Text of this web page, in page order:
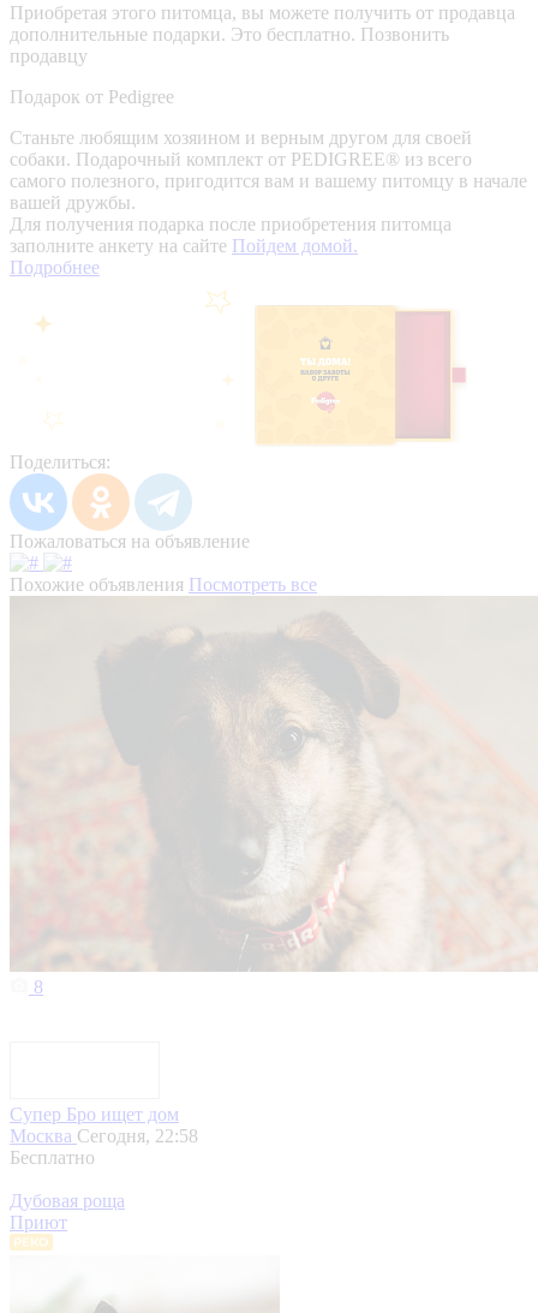
Приобретая этого питомца, вы можете получить от продавца
дополнительные подарки. Это бесплатно. Позвонить
продавцу
Подарок от Pedigree
Станьте любящим хозяином и верным другом для своей
собаки. Подарочный комплект от PEDIGREE® из всего
самого полезного, пригодится вам и вашему питомцу в начале
вашей дружбы.
Для получения подарка после приобретения питомца
заполните анкету на сайте Пойдем домой.
Подробнее
Поделиться:
Пожаловаться на объявление
Похожие объявления Посмотреть все
8
Супер Бро ищет дом
Москва Сегодня, 22:58
Бесплатно
Дубовая роща
Приют